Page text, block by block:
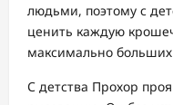
людьми, поэтому с
ценить каждую
максимально больших
С детства Прохор